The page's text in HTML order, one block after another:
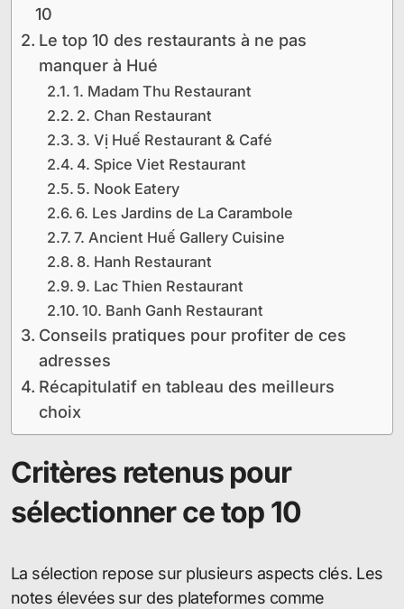
10
Le top 10 des restaurants à ne pas
manquer à Hué
1. Madam Thu Restaurant
2. Chan Restaurant
3. Vị Huế Restaurant & Café
4. Spice Viet Restaurant
5. Nook Eatery
6. Les Jardins de La Carambole
7. Ancient Huế Gallery Cuisine
8. Hanh Restaurant
9. Lac Thien Restaurant
10. Banh Ganh Restaurant
Conseils pratiques pour profiter de ces
adresses
Récapitulatif en tableau des meilleurs
choix
Critères retenus pour
sélectionner ce top 10
La sélection repose sur plusieurs aspects clés. Les
notes élevées sur des plateformes comme